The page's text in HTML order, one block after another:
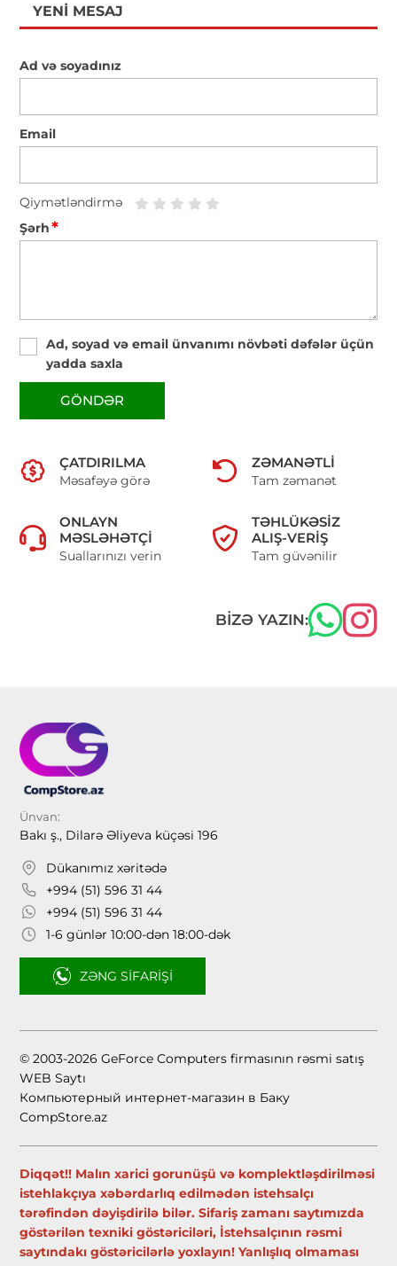
YENI MESAJ
Ad və soyadınız
Email
Qiymətləndirmə
Şərh*
Ad, soyad və email ünvanımı növbəti dəfələr üçün
yadda saxla
GÖNDƏR
ÇATDIRILMA
Məsafəyə görə
ZƏMANƏTLI
Tam zəmanət
ONLAYN
MƏSLƏHƏTÇI
Suallarınızı verin
TƏHLÜKƏSIZ
ALIŞ-VERIŞ
Tam güvənilir
BIZƏ YAZIN:
Ünvan:
Bakı ş., Dilarə Əliyeva küçəsi 196
Dükanımız xəritədə
+994 (51) 596 31 44
+994 (51) 596 31 44
1-6 günlər 10:00-dən 18:00-dək
ZƏNG SIFARIŞI
© 2003-2026 GeForce Computers firmasının rəsmi satış
WEB Saytı
Компьютерный интернет-магазин в Баку
CompStore.az
Diqqət!! Malın xarici gorunüşü və komplektləşdirilməsi
istehlakçıya xəbərdarlıq edilmədən istehsalçı
tərəfindən dəyişdirilə bilər. Sifariş zamanı saytımızda
göstərilən texniki göstəriciləri, İstehsalçının rəsmi
saytındakı göstəricilərlə yoxlayın! Yanlışlıq olmaması